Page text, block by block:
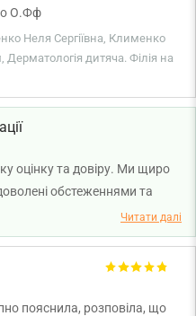
О.Фф
Неля Сергіївна, Клименко
дитяча. Філія на
оцінку та довіру. Ми щиро
обстеженнями та
дитячого дерматолога
дермато-онколога
Бажаємо вам та вашій
Читати далі
пояснила, розповіла, що